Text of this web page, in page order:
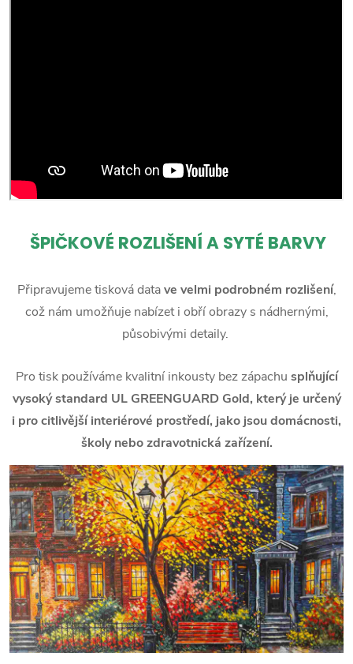
ŠPIČKOVÉ ROZLIŠENÍ A SYTÉ BARVY
Připravujeme tisková datave velmi podrobném rozlišení,
což nám umožňuje nabízet i obří obrazy s nádhernými,
působivými detaily.
Pro tisk používáme kvalitní inkousty bez zápachu splňující
vysoký standard UL GREENGUARD Gold, který je určený
i pro citlivější interiérové prostředí, jako jsou domácnosti,
školy nebo zdravotnická zařízení.